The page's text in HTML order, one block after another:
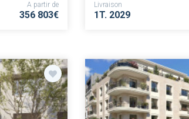
A partir de
356 803€
Livraison
1T. 2029